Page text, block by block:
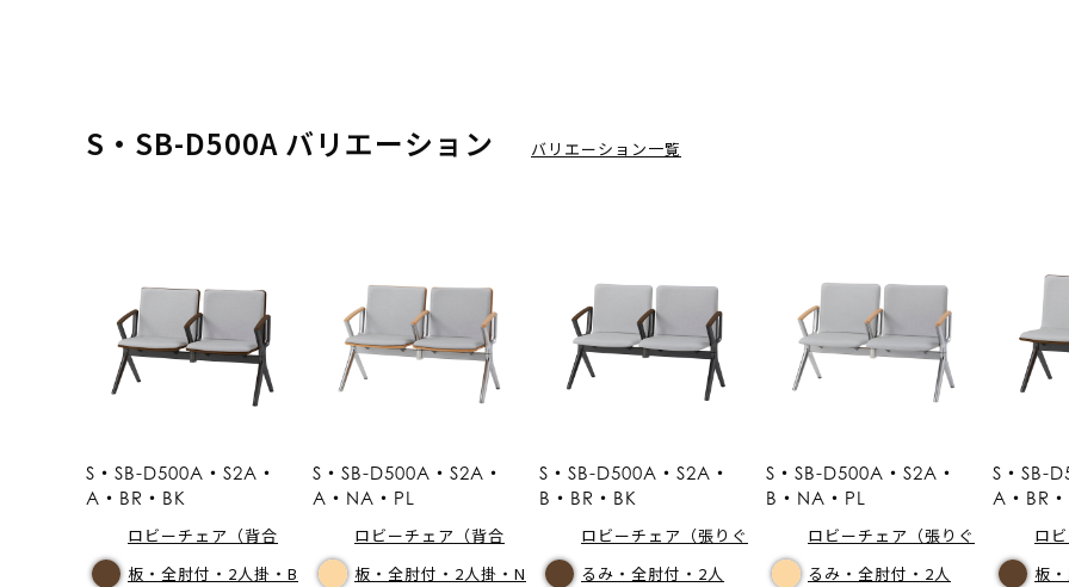
S・SB-D500A バリエーション バリエーション一覧
S・SB-D500A・S2A・
A・BR・BK
ロビーチェア（背合
板・全肘付・2人掛・B
S・SB-D500A・S2A・
A・NA・PL
ロビーチェア（背合
板・全肘付・2人掛・N
S・SB-D500A・S2A・
B・BR・BK
ロビーチェア（張りぐ
るみ・全肘付・2人
S・SB-D500A・S2A・
B・NA・PL
ロビーチェア（張りぐ
るみ・全肘付・2人
S・SB-
A・BR
ロ
板